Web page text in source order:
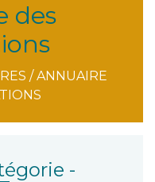
des
/ANNUAIRE
-